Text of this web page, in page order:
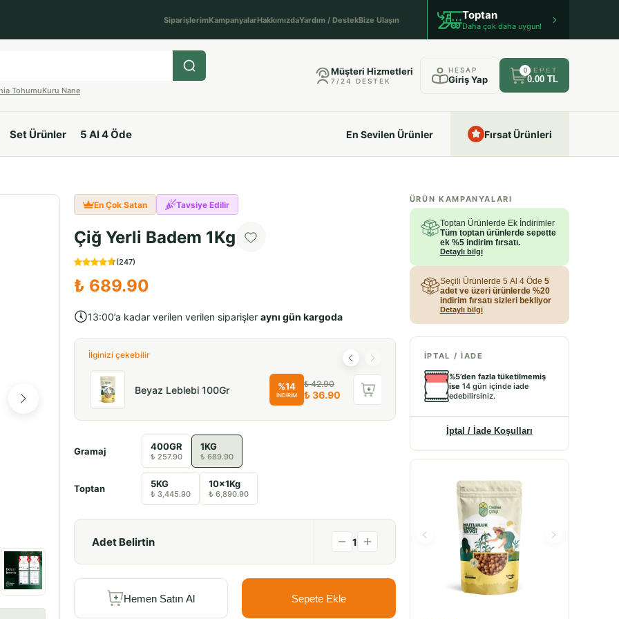
SiparişlerimKampanyalarHakkımızdaYardım / DestekBize Ulaşın Toptan
Daha çok daha uygun!
TohumuKuru Nane
Müşteri Hizmetleri
7/24 DESTEK
HESAP
Giriş Yap
0 SEPET
0.00 TL
Set Ürünler 5 Al 4 Öde En Sevilen Ürünler Fırsat Ürünleri
En Çok Satan Tavsiye Edilir
Çiğ Yerli Badem 1Kg
(247)
₺ 689.90
13:00’a kadar verilen verilen siparişler aynı gün kargoda
İlginizi çekebilir
₺ 29.90 Beyaz Leblebi 100Gr %14
İNDİRİM
₺ 42.90
₺ 36.90
Gramaj 400GR
₺ 257.90
1KG
₺ 689.90
Toptan 5KG
₺ 3,445.90
10x1Kg
₺ 6,890.90
Adet Belirtin 1
Hemen Satın Al Sepete Ekle
ÜRÜN KAMPANYALARI
Toptan Ürünlerde Ek İndirimler
Tüm toptan ürünlerde sepette
ek %5 indirim fırsatı.
Detaylı bilgi
Seçili Ürünlerde 5 Al 4 Öde 5
adet ve üzeri ürünlerde %20
indirim fırsatı sizleri bekliyor
Detaylı bilgi
İPTAL / İADE
%5’den fazla tüketilmemiş
ise 14 gün içinde iade
edebilirsiniz.
İptal / İade Koşulları